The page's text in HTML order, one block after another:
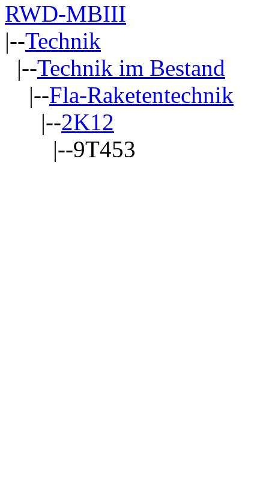
RWD-MBIII
|--Technik
|--Technik im Bestand
|--Fla-Raketentechnik
|--2K12
|--9T453